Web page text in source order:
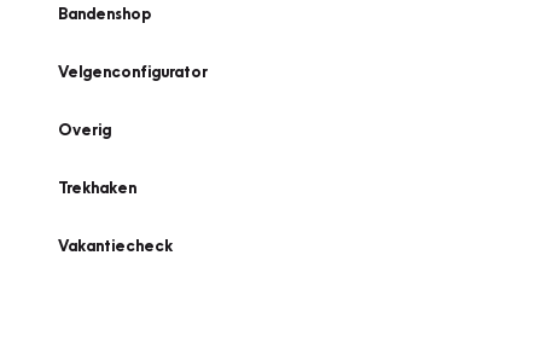
Bandenshop
Velgenconfigurator
Overig
Trekhaken
Vakantiecheck